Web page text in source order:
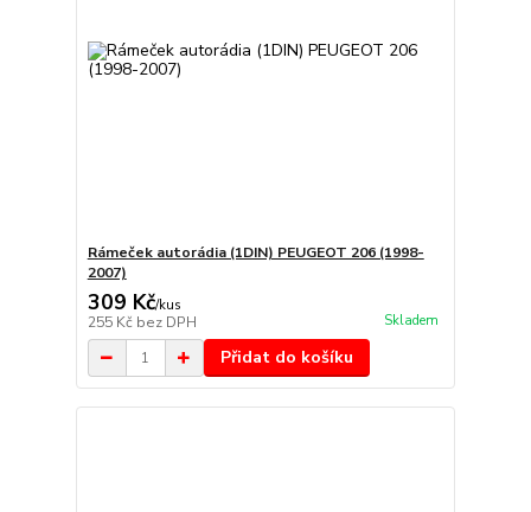
Rámeček autorádia (1DIN) PEUGEOT 206 (1998-
2007)
309 Kč/kus
255 Kč bez DPH Skladem
Přidat do košíku